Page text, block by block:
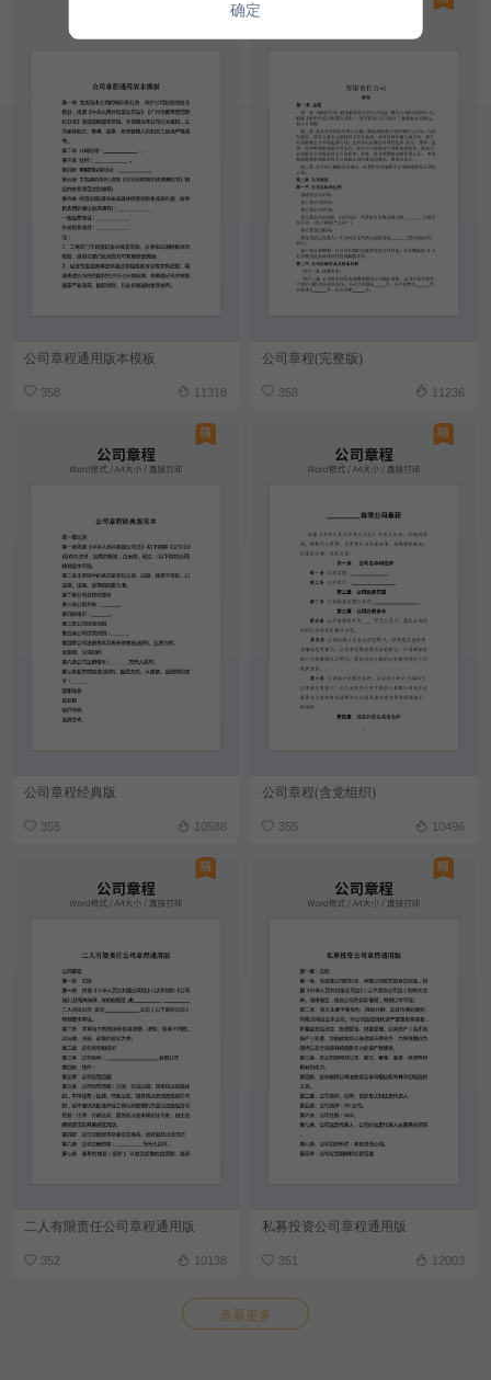
公司章程通用版本模板
358 11318
公司章程(完整版)
358 11236
公司章程经典版
355 10588
公司章程(含党组织)
355 10496
二人有限责任公司章程通用版
352 10138
私募投资公司章程通用版
351 12003
查看更多
确定